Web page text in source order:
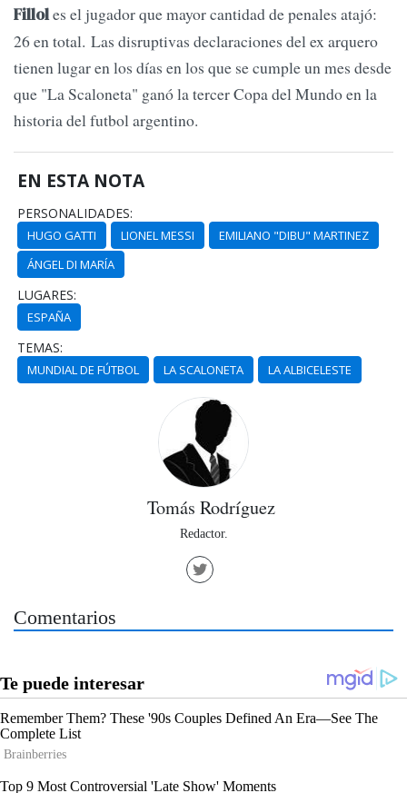
Filloles el jugador que mayor cantidad de penales atajó:
26 en total. Las disruptivas declaraciones del ex arquero
tienen lugar en los días en los que se cumple un mes desde
que "La Scaloneta" ganó la tercer Copa del Mundo en la
historia del futbol argentino.
EN ESTA NOTA
PERSONALIDADES:
HUGO GATTI LIONEL MESSI
EMILIANO "DIBU" MARTINEZ
ÁNGEL DI MARÍA
LUGARES:
ESPAÑA
TEMAS:
MUNDIAL DE FÚTBOL LA SCALONETA LA ALBICELESTE
Tomás Rodríguez
Redactor.
Comentarios